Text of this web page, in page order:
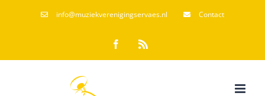
info@muziekverenigingservaes.nl Contact
Facebook